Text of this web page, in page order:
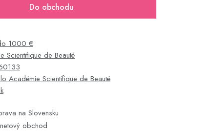
Do obchodu
1000 €
Scientifique de Beauté
Académie Scientifique de Beauté
na Slovensku
obchod